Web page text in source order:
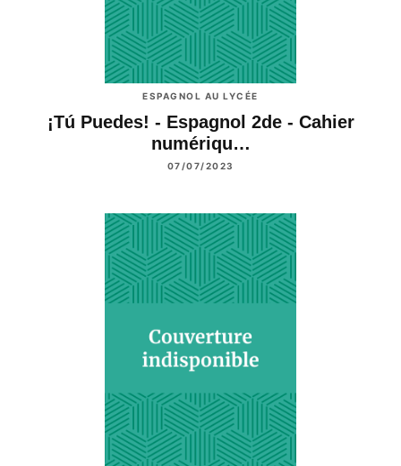
ESPAGNOL AU LYCÉE
¡Tú Puedes! - Espagnol 2de - Cahier
numériqu…
07/07/2023